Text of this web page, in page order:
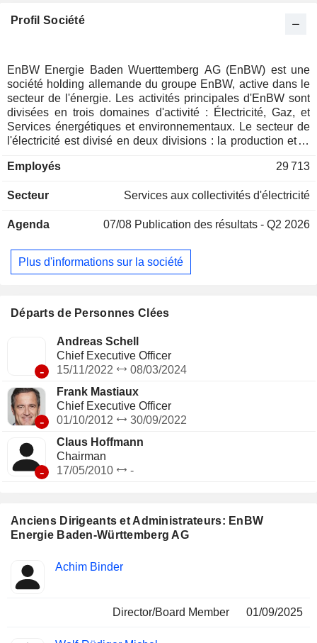
Anciens Dirigeants et Administrateurs: EnBW
Energie Baden-Württemberg AG
Insider
Fonctions
Achim Binder
Director/Board Member 01/09/2025
Profil Société
EnBW Energie Baden Wuerttemberg AG (EnBW) est une
société holding allemande du groupe EnBW, active dans le
secteur de l'énergie. Les activités principales d'EnBW sont
divisées en trois domaines d'activité : Électricité, Gaz, et
Services énergétiques et environnementaux. Le secteur de
l'électricité est divisé en deux divisions : la production et le
d'électricité. Il produit de l'électricité à partir d'énergie
géothermique et d'énergie éolienne, entre autres. Le secteur
accords d'importation et les infrastructures, le stockage, le
distribution et les ventes. Le secteur des services
énergétiques et environnementaux comprend des domaines
également des bureaux de vente et des filiales en
Employés 29 713
Secteur Services aux collectivités d'électricité
Agenda 07/08 Publication des résultats - Q2 2026
Plus d'informations sur la société
Départs de Personnes Clées
-
Andreas Schell
Chief Executive Officer
15/11/2022
08/03/2024
-
Frank Mastiaux
Chief Executive Officer
01/10/2012
30/09/2022
-
Claus Hoffmann
Chairman
17/05/2010
-